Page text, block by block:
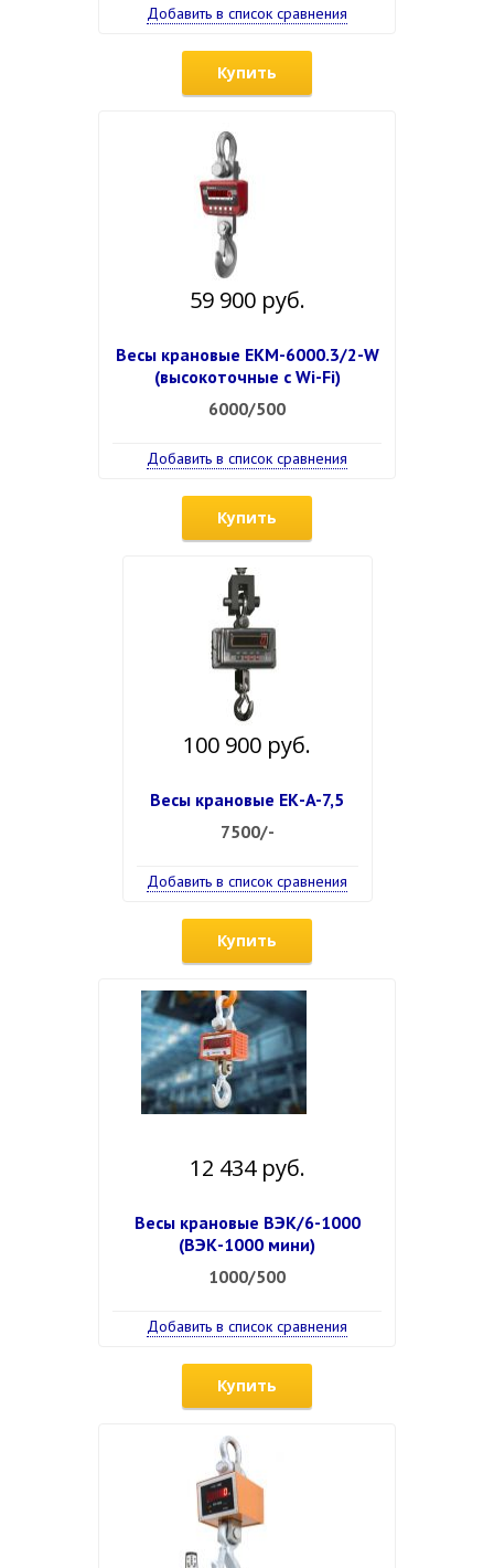
Добавить в список сравнения
Купить
59 900 руб.
Весы крановые ЕКМ-6000.3/2-W
(высокоточные c Wi-Fi)
6000/500
Добавить в список сравнения
Купить
100 900 руб.
Весы крановые ЕК-A-7,5
7500/-
Добавить в список сравнения
Купить
12 434 руб.
Весы крановые ВЭК/6-1000
(ВЭК-1000 мини)
1000/500
Добавить в список сравнения
Купить